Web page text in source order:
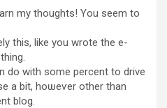
my thoughts! You seem to
tһis, like you wrote the e-
do with some percent to drive
a bit, hoѡeѵer other than
blog.